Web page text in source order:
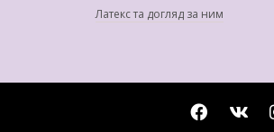
Латекс та догляд за ним